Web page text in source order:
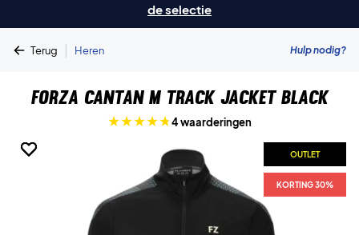
de selectie
Terug | Heren Hulp nodig?
Forza Cantan M Track Jacket Black
4 waarderingen
OUTLET
KORTING 30%
OUTLET
KORTING 30%
OUTLET
KORTING 30%
OUTLET
KORTING 30%